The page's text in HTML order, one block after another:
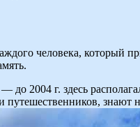
человека, который
до 2004 г. здесь
путешественников,